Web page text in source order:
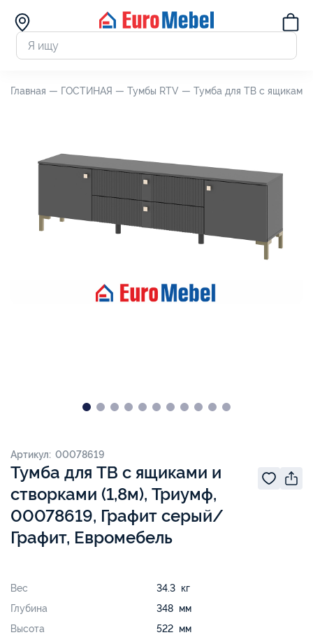
Главная — ГОСТИНАЯ — Тумбы RTV — Тумба для ТВ с ящиками
Тумба для ТВ с ящиками и
створками (1,8м), Триумф,
00078619, Графит серый/
Графит, Евромебель
Артикул: 00078619
Вес
34.3 кг
Глубина
348 мм
Высота
522 мм